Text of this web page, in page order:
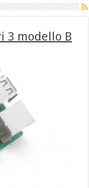
3 modello B